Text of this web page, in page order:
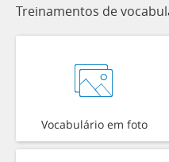
Treinamentos de
Vocabulário em foto